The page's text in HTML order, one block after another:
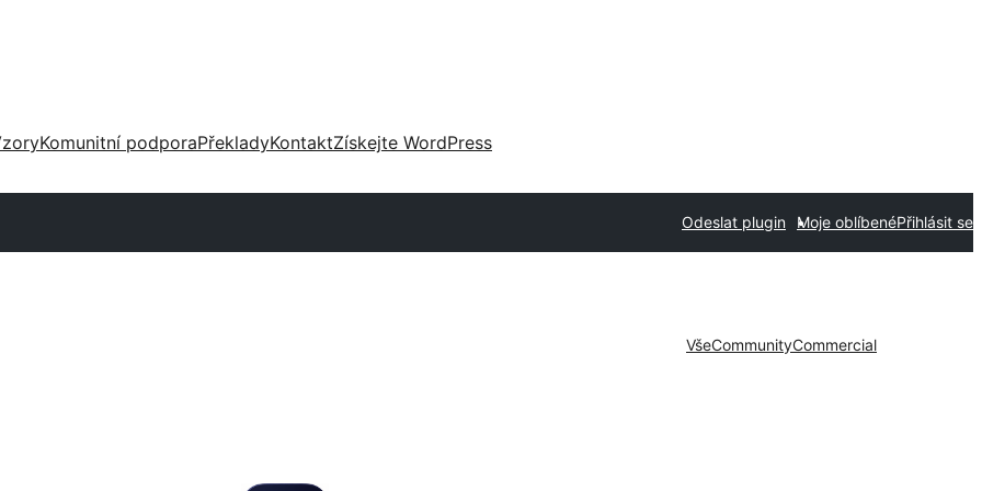
Komunitní podporaPřekladyKontaktZískejte WordPress
Odeslat plugin Moje oblíbenéPřihlásit se
VšeCommunityCommercial